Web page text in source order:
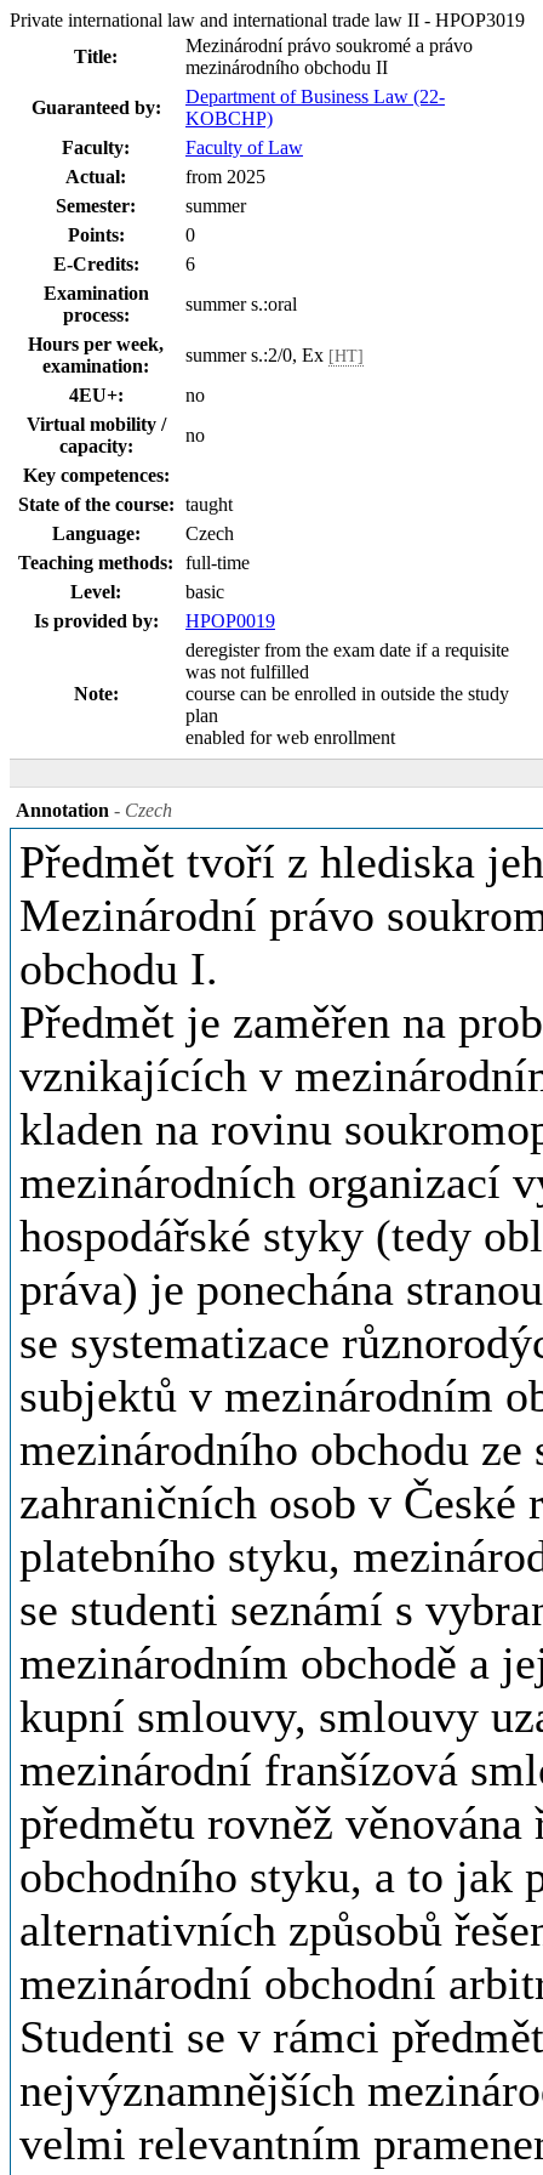
Private international law and international trade law II - HPOP3019
Title:
Mezinárodní právo soukromé a právo
mezinárodního obchodu II
Guaranteed by:
Department of Business Law (22-
KOBCHP)
Faculty:
Faculty of Law
Actual:
from 2025
Semester:
summer
Points:
0
E-Credits:
6
Examination
process:
summer s.:oral
Hours per week,
examination:
summer s.:2/0, Ex [HT]
4EU+:
no
Virtual mobility /
capacity:
no
Key competences:
State of the course: taught
Language:
Czech
Teaching methods:
full-time
Level:
basic
Is provided by:
HPOP0019
Note:
deregister from the exam date if a requisite
was not fulfilled
course can be enrolled in outside the study
plan
enabled for web enrollment
Annotation - Czech
Předmět tvoří z hlediska
Mezinárodní právo
obchodu I.
Předmět je zaměřen na
vznikajících v
kladen na rovinu
mezinárodních organizací
hospodářské styky (tedy
práva) je ponechána
se systematizace
subjektů v mezinárodním
mezinárodního obchodu
zahraničních osob v
platebního styku,
se studenti seznámí s
mezinárodním obchodě a
kupní smlouvy, smlouvy
mezinárodní franšízová
předmětu rovněž
obchodního styku, a to jak
alternativních způsobů
mezinárodní obchodní
Studenti se v rámci
nejvýznamnějších
velmi relevantním